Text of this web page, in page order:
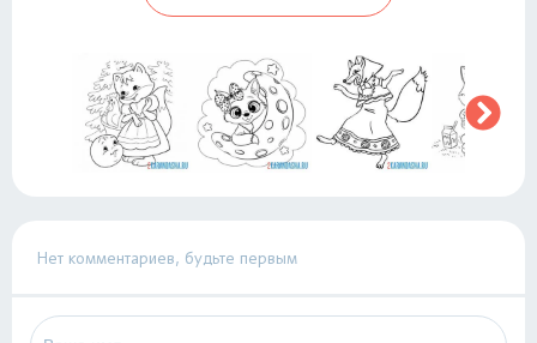
Нет комментариев, будьте первым